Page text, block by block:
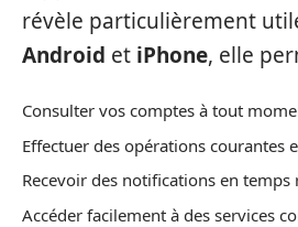
révèle particulièrement
Android et iPhone, elle
Consulter vos comptes à tout
Effectuer des opérations courantes
Recevoir des notifications en temps
Accéder facilement à des services